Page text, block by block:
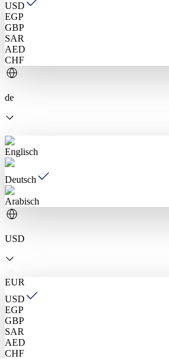
USD
EGP
GBP
SAR
AED
CHF
de
Englisch
Deutsch
Arabisch
USD
EUR
USD
EGP
GBP
SAR
AED
CHF